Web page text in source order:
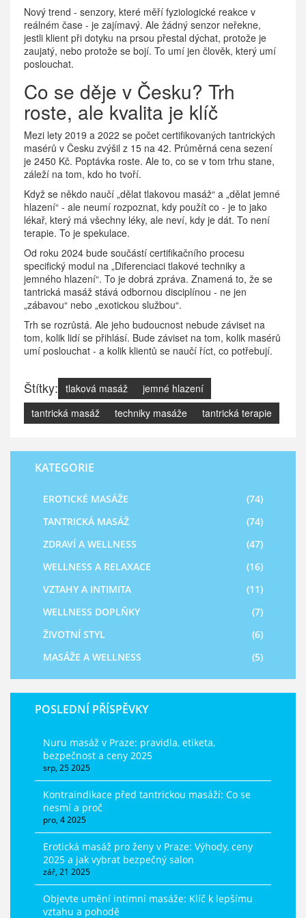
Nový trend - senzory, které měří fyziologické reakce v
reálném čase - je zajímavý. Ale žádný senzor neřekne,
jestli klient při dotyku na prsou přestal dýchat, protože je
zaujatý, nebo protože se bojí. To umí jen člověk, který umí
poslouchat.
Co se děje v Česku? Trh
roste, ale kvalita je klíč
Mezi lety 2019 a 2022 se počet certifikovaných tantrických
masérů v Česku zvýšil z 15 na 42. Průměrná cena sezení
je 2450 Kč. Poptávka roste. Ale to, co se v tom trhu stane,
záleží na tom, kdo ho tvoří.
Když se někdo naučí „dělat tlakovou masáž“ a „dělat jemné
hlazení“ - ale neumí rozpoznat, kdy použít co - je to jako
lékař, který má všechny léky, ale neví, kdy je dát. To není
terapie. To je spekulace.
Od roku 2024 bude součástí certifikačního procesu
specifický modul na „Diferenciaci tlakové techniky a
jemného hlazení“. To je dobrá zpráva. Znamená to, že se
tantrická masáž stává odbornou disciplínou - ne jen
„zábavou“ nebo „exotickou službou“.
Trh se rozrůstá. Ale jeho budoucnost nebude záviset na
tom, kolik lidí se přihlásí. Bude záviset na tom, kolik masérů
umí poslouchat - a kolik klientů se naučí říct, co potřebují.
Štítky: tlaková masáž
jemné hlazení
tantrická masáž
techniky masáže tantrická terapie
KATEGORIE
EROTICKÉ MASÁŽE
(74)
TANTRICKÁ MASÁŽ
(74)
ZDRAVÍ A WELLNESS
(47)
WELLNESS A RELAXACE
(16)
VZTAHY A INTIMITA
(11)
WELLNESS DOPLŇKY
(7)
ŽIVOTNÍ STYL
(6)
MASÁŽE A WELLNESS
(5)
POSLEDNÍ PŘÍSPĚVKY
Nuru masáž v Praze: pravidla, etiketa,
bezpečnost a ceny 2025
srp, 25 2025
Kontraindikace před tantrickou masáží: Co se
nesmí a proč
pro, 4 2025
Erotická masáž pro ženy v Praze: Výhody, ceny
2025 a jak vybrat bezpečný salon
zář, 21 2025
Objevte umění intimní masáže: Klíč k lepšímu
vztahu a pohodě